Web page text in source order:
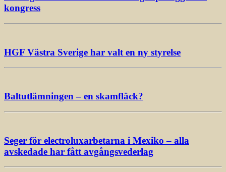
kongress
HGF Västra Sverige har valt en ny styrelse
Baltutlämningen – en skamfläck?
Seger för electroluxarbetarna i Mexiko – alla
avskedade har fått avgångsvederlag